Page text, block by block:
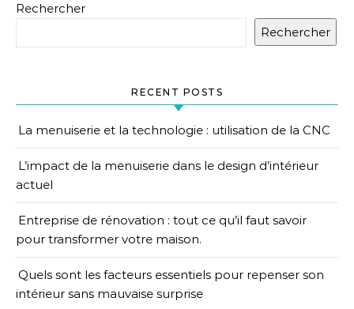
Rechercher
Rechercher
RECENT POSTS
La menuiserie et la technologie : utilisation de la CNC
L’impact de la menuiserie dans le design d’intérieur
actuel
Entreprise de rénovation : tout ce qu’il faut savoir
pour transformer votre maison.
Quels sont les facteurs essentiels pour repenser son
intérieur sans mauvaise surprise